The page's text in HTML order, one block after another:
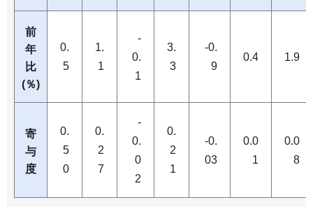
前
年
比
(％)
0.
5
1.
1
-
0.
1
3.
3
-0.
9
0.4 1.9
寄
与
度
0.
5
0
0.
2
7
-
0.
0
2
0.
2
1
-0.
03
0.0
1
0.0
8